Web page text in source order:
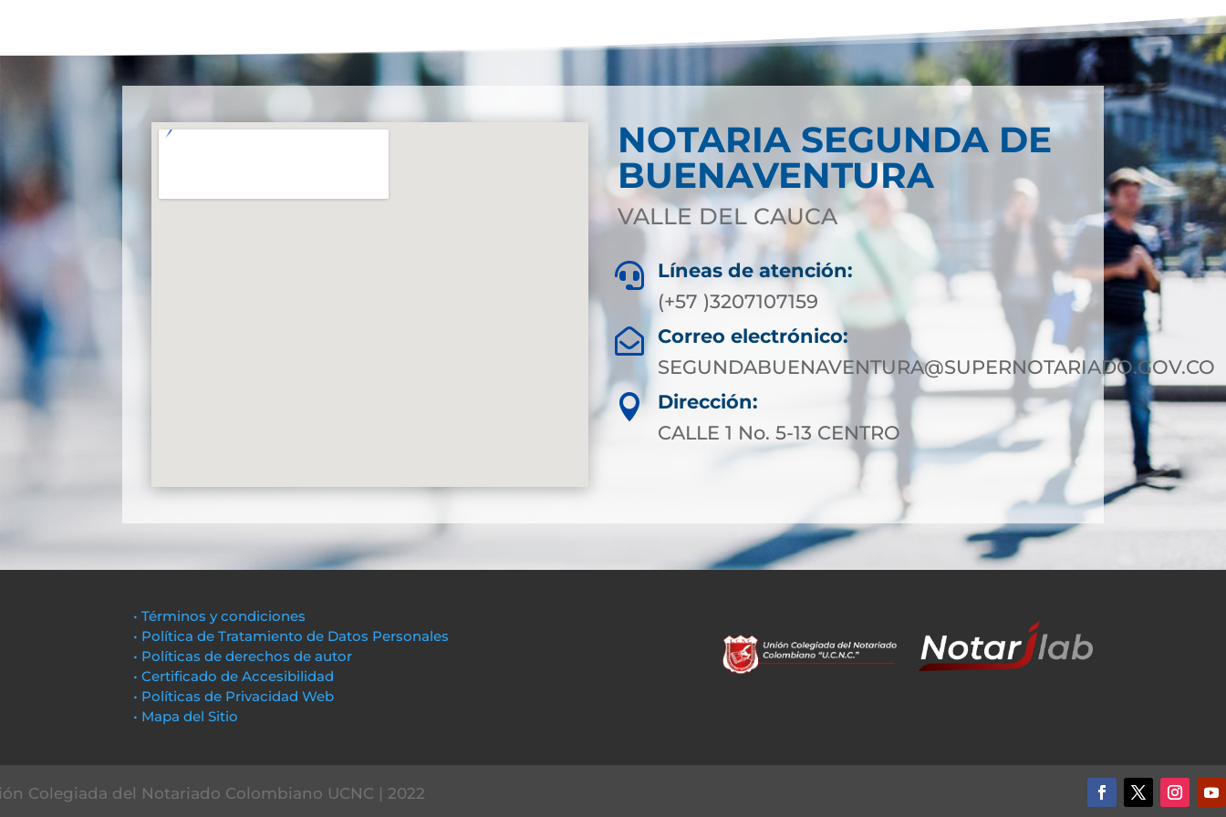
NOTARIA SEGUNDA DE
BUENAVENTURA
VALLE DEL CAUCA

Líneas de atención:
(+57 )3207107159

Correo electrónico:
SEGUNDABUENAVENTURA@SUPERNOTARIADO.GOV.CO

Dirección:
CALLE 1 No. 5-13 CENTRO
• Términos y condiciones
• Política de Tratamiento de Datos Personales
• Políticas de derechos de autor
• Certificado de Accesibilidad
• Políticas de Privacidad Web
• Mapa del Sitio
Colegiada del Notariado Colombiano UCNC | 2022